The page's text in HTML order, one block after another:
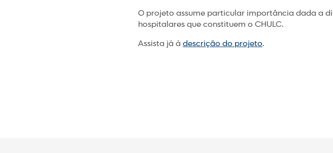
O projeto assume particular importância dada a
hospitalares que constituem o CHULC.
Assista já à descrição do projeto.